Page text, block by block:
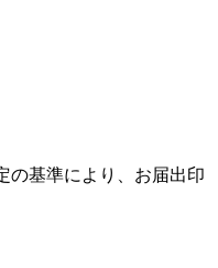
の基準により、お届出印